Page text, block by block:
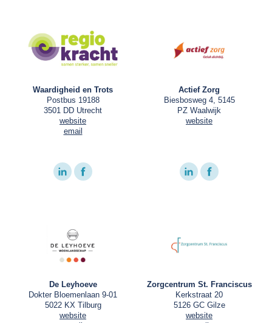
Waardigheid en Trots
Postbus 19188
3501 DD Utrecht
website
email
Actief Zorg
Biesbosweg 4, 5145
PZ Waalwijk
website
De Leyhoeve
Dokter Bloemenlaan 9-01
5022 KX Tilburg
website
Zorgcentrum St. Franciscus
Kerkstraat 20
5126 GC Gilze
website